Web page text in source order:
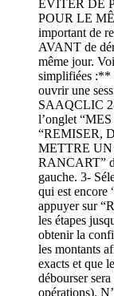
ÉVITER DE
POUR LE
important de
AVANT de
même jour.
simplifiées
ouvrir une
SAAQCLIC
l’onglet
“REMISER,
METTRE
RANCART”
gauche. 3-
qui est encore
appuyer sur
les étapes
obtenir la
les montants
exacts et que
débourser
opérations).